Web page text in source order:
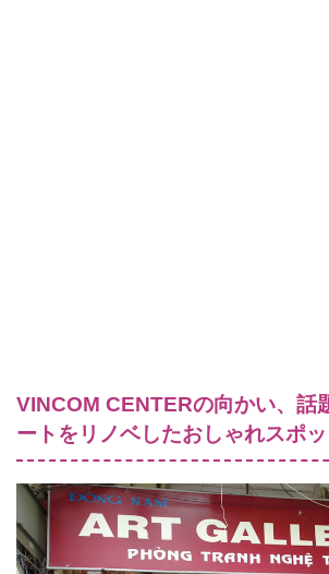
VINCOM CENTERの向かい、話
ートをリノベしたおしゃれスポッ